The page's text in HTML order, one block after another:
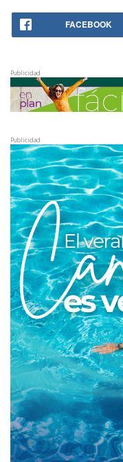
FACEBOOK
Publicidad
Publicidad